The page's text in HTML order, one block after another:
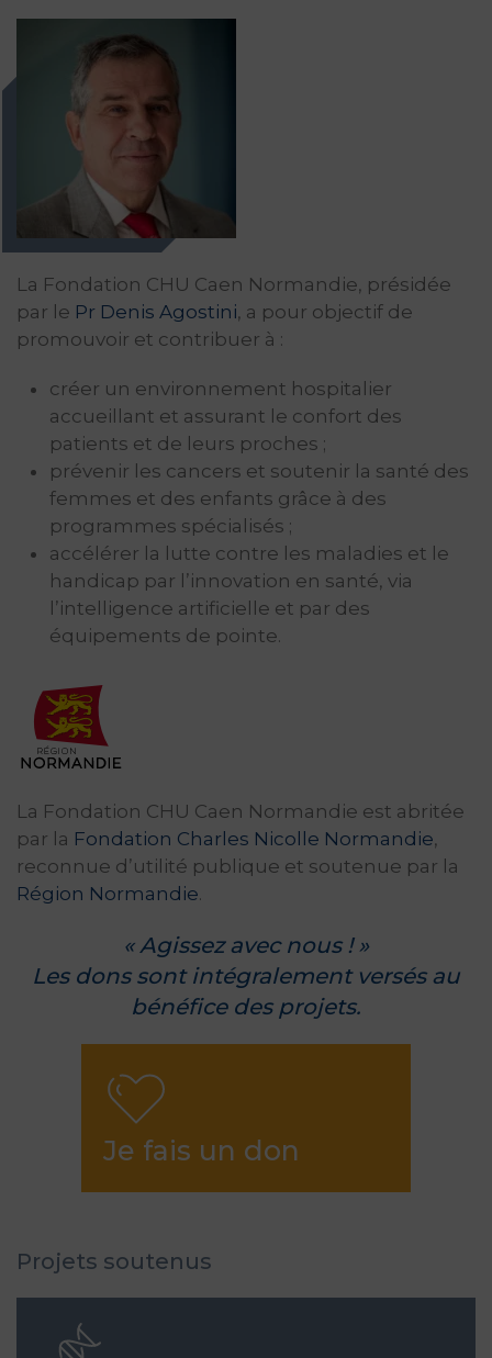
La Fondation CHU Caen Normandie, présidée
par le Pr Denis Agostini, a pour objectif de
promouvoir et contribuer à :
créer un environnement hospitalier
accueillant et assurant le confort des
patients et de leurs proches ;
prévenir les cancers et soutenir la santé des
femmes et des enfants grâce à des
programmes spécialisés ;
accélérer la lutte contre les maladies et le
handicap par l’innovation en santé, via
l’intelligence artificielle et par des
équipements de pointe.
La Fondation CHU Caen Normandie est abritée
par la Fondation Charles Nicolle Normandie,
reconnue d’utilité publique et soutenue par la
Région Normandie.
« Agissez avec nous ! »
Les dons sont intégralement versés au
bénéfice des projets.
Je fais un don
Projets soutenus